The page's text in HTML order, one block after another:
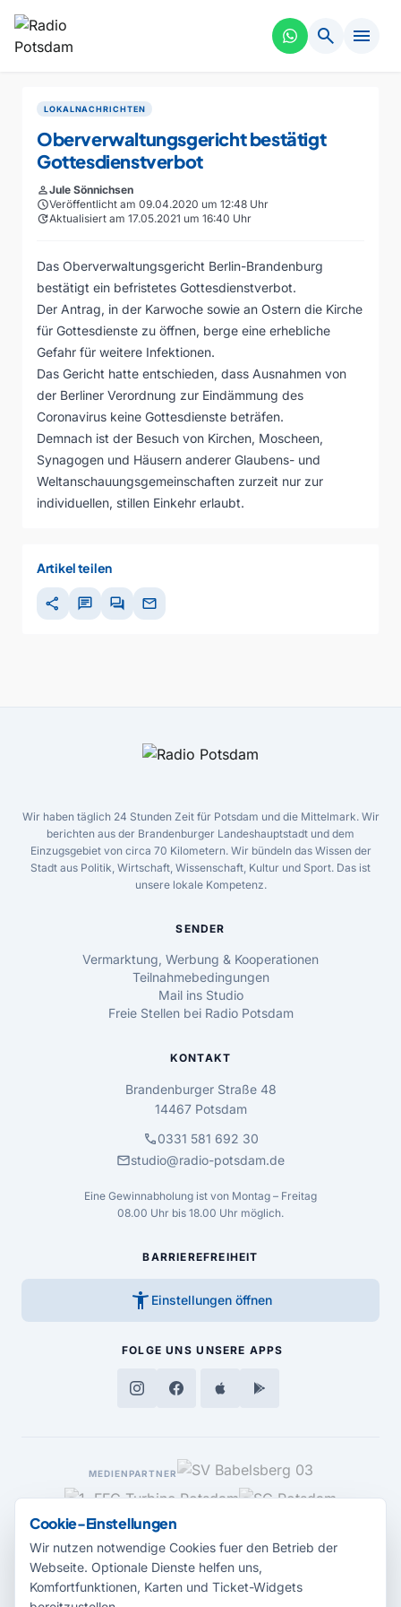
search menu
LOKALNACHRICHTEN
Oberverwaltungsgericht bestätigt
Gottesdienstverbot
personJule Sönnichsen
scheduleVeröffentlicht am 09.04.2020 um 12:48 Uhr
updateAktualisiert am 17.05.2021 um 16:40 Uhr
Das Oberverwaltungsgericht Berlin-Brandenburg
bestätigt ein befristetes Gottesdienstverbot.
Der Antrag, in der Karwoche sowie an Ostern die Kirche
für Gottesdienste zu öffnen, berge eine erhebliche
Gefahr für weitere Infektionen.
Das Gericht hatte entschieden, dass Ausnahmen von
der Berliner Verordnung zur Eindämmung des
Coronavirus keine Gottesdienste beträfen.
Demnach ist der Besuch von Kirchen, Moscheen,
Synagogen und Häusern anderer Glaubens- und
Weltanschauungsgemeinschaften zurzeit nur zur
individuellen, stillen Einkehr erlaubt.
Artikel teilen
share chat forum mail
Wir haben täglich 24 Stunden Zeit für Potsdam und die Mittelmark. Wir
berichten aus der Brandenburger Landeshauptstadt und dem
Einzugsgebiet von circa 70 Kilometern. Wir bündeln das Wissen der
Stadt aus Politik, Wirtschaft, Wissenschaft, Kultur und Sport. Das ist
unsere lokale Kompetenz.
SENDER
Vermarktung, Werbung & Kooperationen
Teilnahmebedingungen
Mail ins Studio
Freie Stellen bei Radio Potsdam
KONTAKT
Brandenburger Straße 48
14467 Potsdam
call0331 581 692 30
mailstudio@radio-potsdam.de
Eine Gewinnabholung ist von Montag – Freitag
08.00 Uhr bis 18.00 Uhr möglich.
BARRIEREFREIHEIT
accessibility_new Einstellungen öffnen
FOLGE UNS UNSERE APPS
MEDIENPARTNER
Cookie-Einstellungen
Wir nutzen notwendige Cookies fuer den Betrieb der
Webseite. Optionale Dienste helfen uns,
Komfortfunktionen, Karten und Ticket-Widgets